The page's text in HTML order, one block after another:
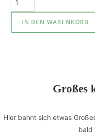
IN DEN WARENKORB
Großes
Hier bahnt sich etwas
bald